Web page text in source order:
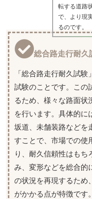
転する道路
で、より現
るのです。
総合路走行耐久
「総合路走行耐久試
試験のことです。この
るため、様々な路面状
を行います。具体的に
坂道、未舗装路などを
すことで、市場での使
り、耐久信頼性はもち
み、変形などを総合的
の状況を再現するため
がかかる点が特徴です。